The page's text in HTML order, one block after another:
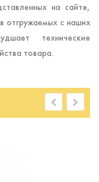
на сайте,
отгружаемых с наших
технические
товара.